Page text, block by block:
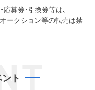
募券・引換券等は、
ークション等の転売は禁
ト